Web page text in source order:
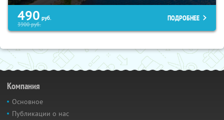
490 руб.
3900руб.
ПОДРОБНЕЕ
Компания
Основное
Публикации о нас